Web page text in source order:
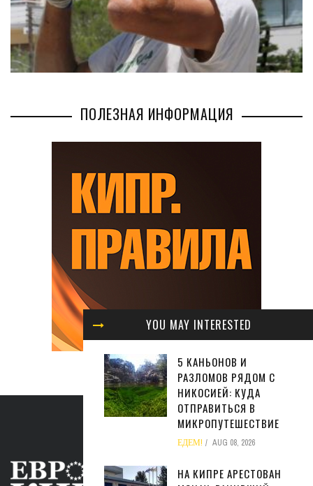
YOU MAY INTERESTED
5 КАНЬОНОВ И
РАЗЛОМОВ РЯДОМ С
НИКОСИЕЙ: КУДА
ОТПРАВИТЬСЯ В
МИКРОПУТЕШЕСТВИЕ
ЕДЕМ! AUG 08, 2026
НА КИПРЕ АРЕСТОВАН
ПОЛЕЗНАЯ ИНФОРМАЦИЯ